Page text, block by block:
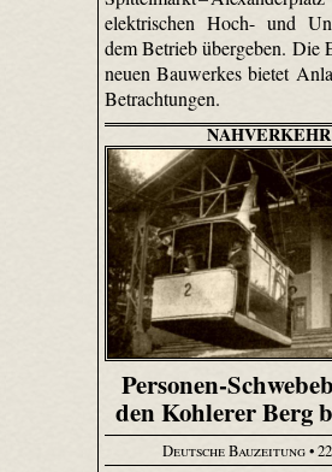
elektrischen Hoch- und
dem Betrieb übergeben. Die
neuen Bauwerkes bietet
Betrachtungen.
NAHVERKEHR
Personen-
den Kohlerer Berg
Deutsche Bauzeitung•